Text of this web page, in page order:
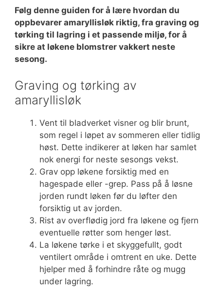
Følg denne guiden for å lære hvordan du
oppbevarer amaryllisløk riktig, fra graving og
tørking til lagring i et passende miljø, for å
sikre at løkene blomstrer vakkert neste
sesong.
Graving og tørking av
amaryllisløk
Vent til bladverket visner og blir brunt,
som regel i løpet av sommeren eller tidlig
høst. Dette indikerer at løken har samlet
nok energi for neste sesongs vekst.
Grav opp løkene forsiktig med en
hagespade eller -grep. Pass på å løsne
jorden rundt løken før du løfter den
forsiktig ut av jorden.
Rist av overflødig jord fra løkene og fjern
eventuelle røtter som henger løst.
La løkene tørke i et skyggefullt, godt
ventilert område i omtrent en uke. Dette
hjelper med å forhindre råte og mugg
under lagring.